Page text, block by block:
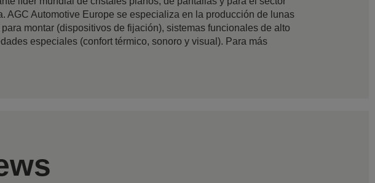
Automotive Europe se especializa en la producción de lunas
montar (dispositivos de fijación), sistemas funcionales de alto
especiales (confort térmico, sonoro y visual). Para más